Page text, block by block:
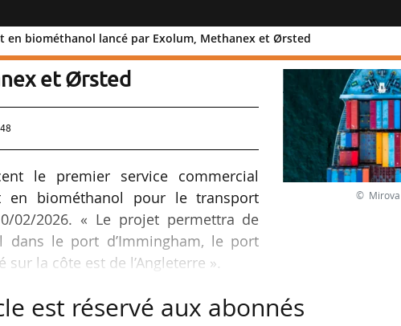
en biométhanol lancé par Exolum, Methanex et Ørsted
d’avitaillement en
et Ørsted
le premier service commercial
en biométhanol pour le transport
02/2026. « Le projet permettra de
dans le port d’Immingham, le port
la côte est de l’Angleterre ».
© Mirova
est réservé aux abonnés